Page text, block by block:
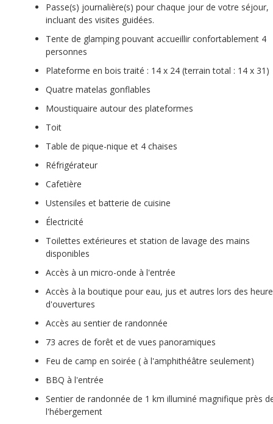
Passe(s) journalière(s) pour chaque jour de votre séjour,
incluant des visites guidées.
Tente de glamping pouvant accueillir confortablement 4
personnes
Plateforme en bois traité : 14 x 24 (terrain total : 14 x 31)
Quatre matelas gonflables
Moustiquaire autour des plateformes
Toit
Table de pique-nique et 4 chaises
Réfrigérateur
Cafetière
Ustensiles et batterie de cuisine
Électricité
Toilettes extérieures et station de lavage des mains
disponibles
Accès à un micro-onde à l'entrée
Accès à la boutique pour eau, jus et autres lors des
d'ouvertures
Accès au sentier de randonnée
73 acres de forêt et de vues panoramiques
Feu de camp en soirée ( à l'amphithéâtre seulement)
BBQ à l'entrée
Sentier de randonnée de 1 km illuminé magnifique près
l'hébergement